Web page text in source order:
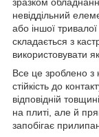
невіддільний
або іншої
складається з
використовувати
Все це зроблено з
стійкість до
відповідній
на плиті, але й
запобігає